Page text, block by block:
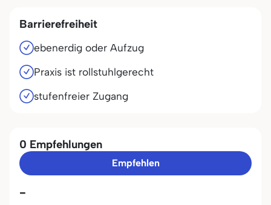
Barrierefreiheit
ebenerdig oder Aufzug
Praxis ist rollstuhlgerecht
stufenfreier Zugang
0 Empfehlungen
Empfehlen
-